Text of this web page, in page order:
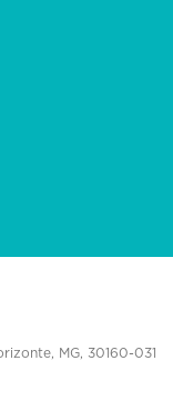
MG, 30160-031